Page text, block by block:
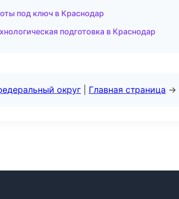
под ключ в Краснодар
подготовка в Краснодар
округ Главная страница →